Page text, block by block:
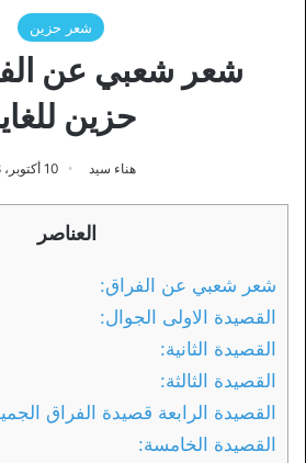
شعر حزين
شعر شعبي عن
حزين
هناء سيد 10 أكتوبر، 2018
العناصر
شعر شعبي عن الفراق:
القصيدة الاولى الجوال:
القصيدة الثانية:
القصيدة الثالثة:
القصيدة الرابعة قصيدة الفراق
القصيدة الخامسة: